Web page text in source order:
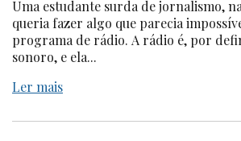
Uma estudante surda de jornalismo,
queria fazer algo que parecia
programa de rádio. A rádio é, por
sonoro, e ela...
Ler mais